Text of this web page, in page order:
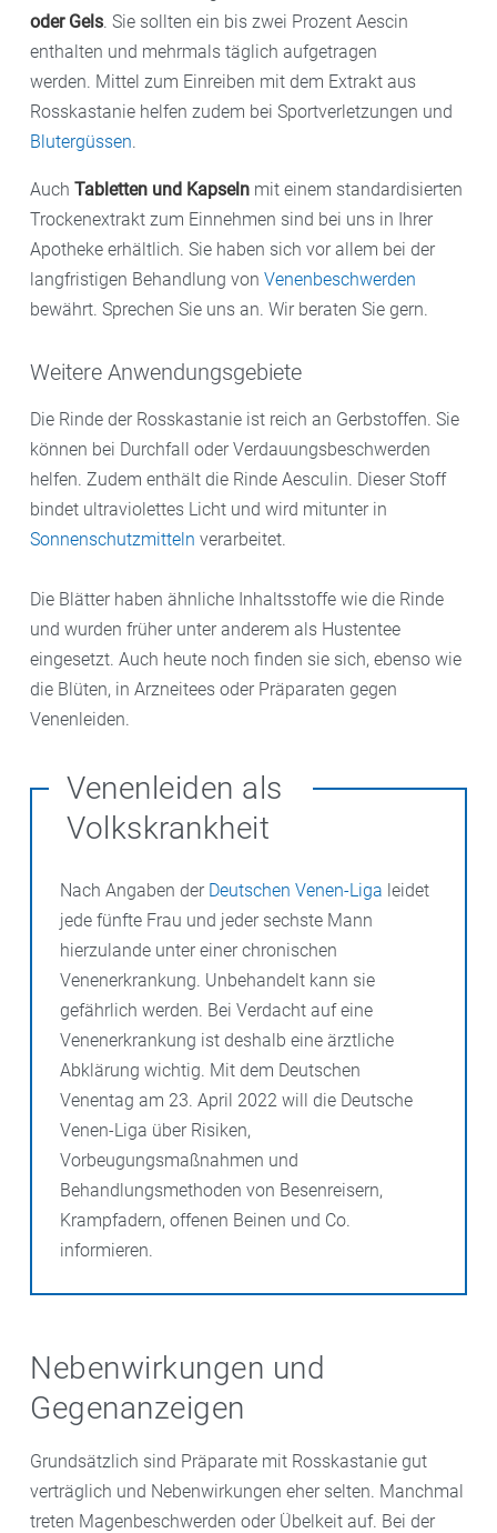
oder Gels. Sie sollten ein bis zwei Prozent Aescin
enthalten und mehrmals täglich aufgetragen
werden. Mittel zum Einreiben mit dem Extrakt aus
Rosskastanie helfen zudem bei Sportverletzungen und
Blutergüssen.
Auch Tabletten und Kapseln mit einem standardisierten
Trockenextrakt zum Einnehmen sind bei uns in Ihrer
Apotheke erhältlich. Sie haben sich vor allem bei der
langfristigen Behandlung von Venenbeschwerden
bewährt. Sprechen Sie uns an. Wir beraten Sie gern.
Weitere Anwendungsgebiete
Die Rinde der Rosskastanie ist reich an Gerbstoffen. Sie
können bei Durchfall oder Verdauungsbeschwerden
helfen. Zudem enthält die Rinde Aesculin. Dieser Stoff
bindet ultraviolettes Licht und wird mitunter in
Sonnenschutzmitteln verarbeitet.
Die Blätter haben ähnliche Inhaltsstoffe wie die Rinde
und wurden früher unter anderem als Hustentee
eingesetzt. Auch heute noch finden sie sich, ebenso wie
die Blüten, in Arzneitees oder Präparaten gegen
Venenleiden.
Venenleiden als
Volkskrankheit
Nach Angaben der Deutschen Venen-Liga leidet
jede fünfte Frau und jeder sechste Mann
hierzulande unter einer chronischen
Venenerkrankung. Unbehandelt kann sie
gefährlich werden. Bei Verdacht auf eine
Venenerkrankung ist deshalb eine ärztliche
Abklärung wichtig. Mit dem Deutschen
Venentag am 23. April 2022 will die Deutsche
Venen-Liga über Risiken,
Vorbeugungsmaßnahmen und
Behandlungsmethoden von Besenreisern,
Krampfadern, offenen Beinen und Co.
informieren.
Nebenwirkungen und
Gegenanzeigen
Grundsätzlich sind Präparate mit Rosskastanie gut
verträglich und Nebenwirkungen eher selten. Manchmal
treten Magenbeschwerden oder Übelkeit auf. Bei der